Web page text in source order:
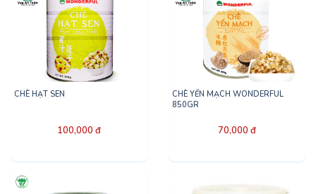
CHÈ HẠT SEN
100,000 đ
CHÈ YẾN MẠCH WONDERFUL
850GR
70,000 đ